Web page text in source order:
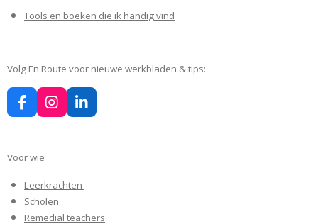
Tools en boeken die ik handig vind
Volg En Route voor nieuwe werkbladen & tips:
F
a
b
o
k
I
n
r
a
m
L
i
I
Voor wie
Leerkrachten
Scholen
Remedial teachers